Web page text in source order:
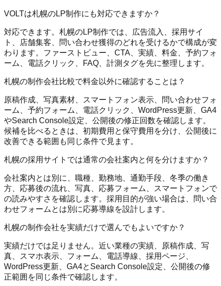
VOLTは札幌のLP制作にも対応できますか？
対応できます。札幌のLP制作では、広告流入、採用サイ
ト、店舗集客、問い合わせ獲得のどれを受けるかで構成が変
わります。ファーストビュー、CTA、実績、料金、予約フォ
ーム、電話クリック、FAQ、計測タグを先に整理します。
札幌の制作会社比較で料金以外に確認することは？
原稿作成、写真素材、スマートフォン表示、問い合わせフォ
ーム、予約フォーム、電話クリック、WordPress更新、GA4
やSearch Console設定、公開後の修正回数を確認します。
候補を比べるときは、初期費用と保守費用を分け、公開後に
改善できる範囲も同じ条件で見ます。
札幌の採用サイトでは通常の会社案内と何を分けますか？
会社案内とは別に、職種、勤務地、通勤手段、冬季の働き
方、応募後の流れ、写真、応募フォーム、スマートフォンで
の読みやすさを確認します。採用目的が強い場合は、問い合
わせフォームとは別に応募導線を設計します。
札幌の制作会社を実績だけで選んでもよいですか？
実績だけでは足りません。近い業種の実績、原稿作成、写
真、スマホ表示、フォーム、電話導線、採用ページ、
WordPress更新、GA4とSearch Console設定、公開後の修
正範囲を同じ条件で確認します。